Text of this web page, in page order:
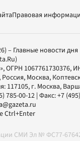
Правовая
– Главные новости дня
, ОГРН 1067761730376,
Москва,
117105, г. Москва,
785-00-12| Факс:+7
Ctrl+Enter
СМИ Эл № ФС77-